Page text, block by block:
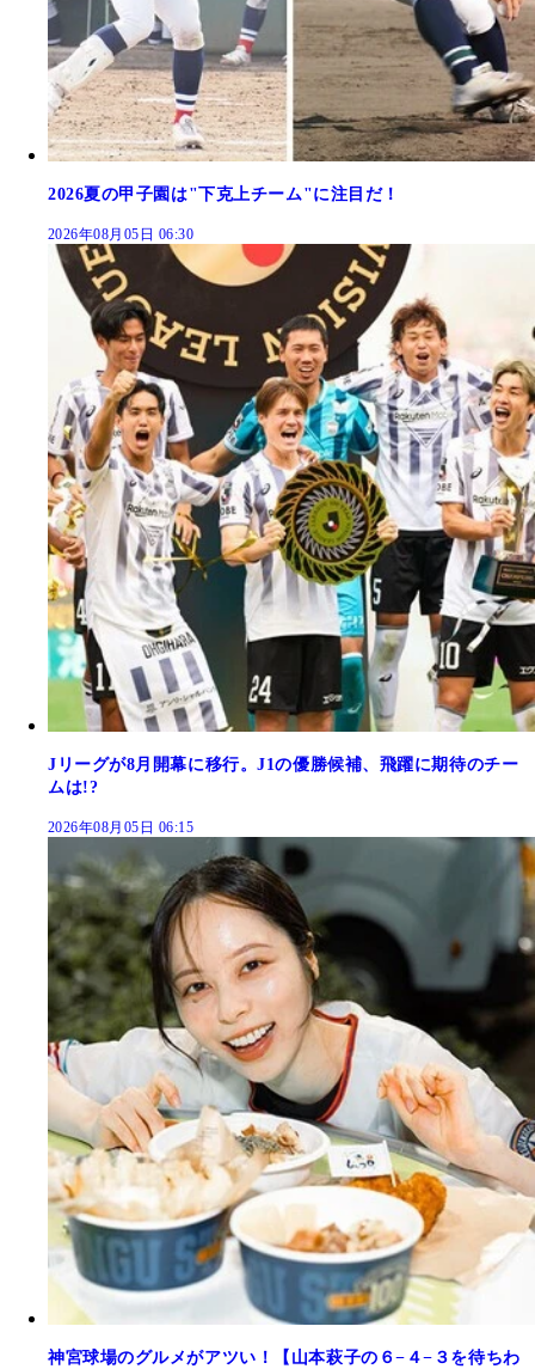
2026夏の甲子園は"下克上チーム"に注目だ！
2026年08月05日 06:30
Jリーグが8月開幕に移行。J1の優勝候補、飛躍に期待のチー
ムは!?
2026年08月05日 06:15
神宮球場のグルメがアツい！【山本萩子の６−４−３を待ちわ